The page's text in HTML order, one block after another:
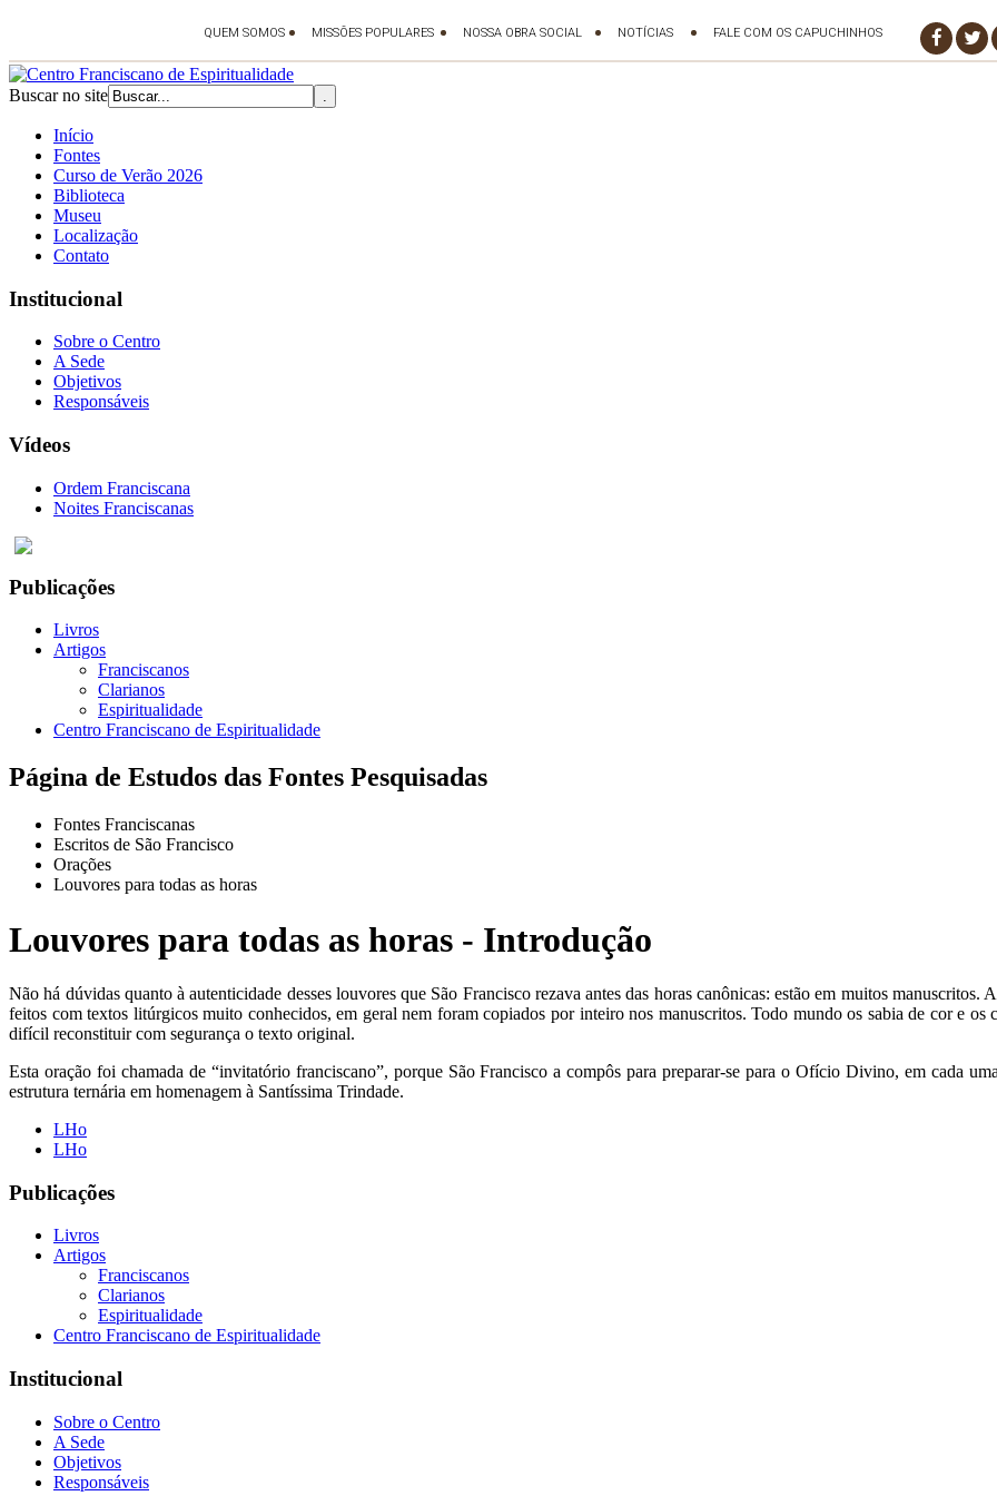
Buscar no site
Início
Fontes
Curso de Verão 2026
Biblioteca
Museu
Localização
Contato
Institucional
Sobre o Centro
A Sede
Objetivos
Responsáveis
Vídeos
Ordem Franciscana
Noites Franciscanas
Publicações
Livros
Artigos
Franciscanos
Clarianos
Espiritualidade
Centro Franciscano de Espiritualidade
Página de Estudos das Fontes Pesquisadas
Fontes Franciscanas
Escritos de São Francisco
Orações
Louvores para todas as horas
Louvores para todas as horas - Introdução
Não há dúvidas quanto à autenticidade desses louvores que São Francisco rezava antes das horas canônicas: estão em muitos
feitos com textos litúrgicos muito conhecidos, em geral nem foram copiados por inteiro nos manuscritos. Todo mundo os sabia de cor e os
difícil reconstituir com segurança o texto original.
Esta oração foi chamada de “invitatório franciscano”, porque São Francisco a compôs para preparar-se para o Ofício Divino, em cada
estrutura ternária em homenagem à Santíssima Trindade.
LHo
LHo
Publicações
Livros
Artigos
Franciscanos
Clarianos
Espiritualidade
Centro Franciscano de Espiritualidade
Institucional
Sobre o Centro
A Sede
Objetivos
Responsáveis